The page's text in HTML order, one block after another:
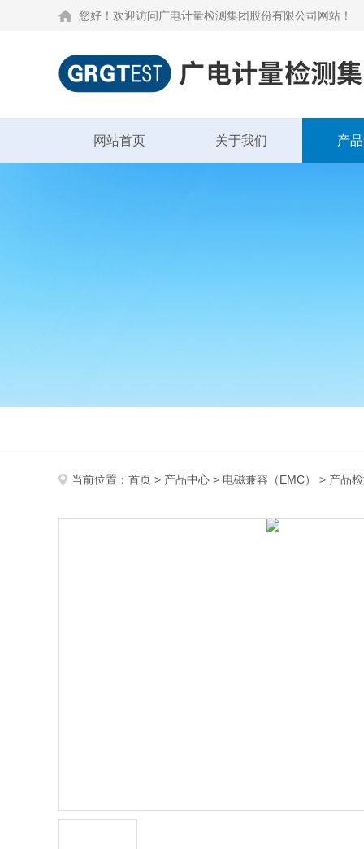
您好！欢迎访问广电计量检测集团股份有限公司网站！
网站首页 关于我们 产
当前位置： 首页 > 产品中心 > 电磁兼容（EMC） > 产品